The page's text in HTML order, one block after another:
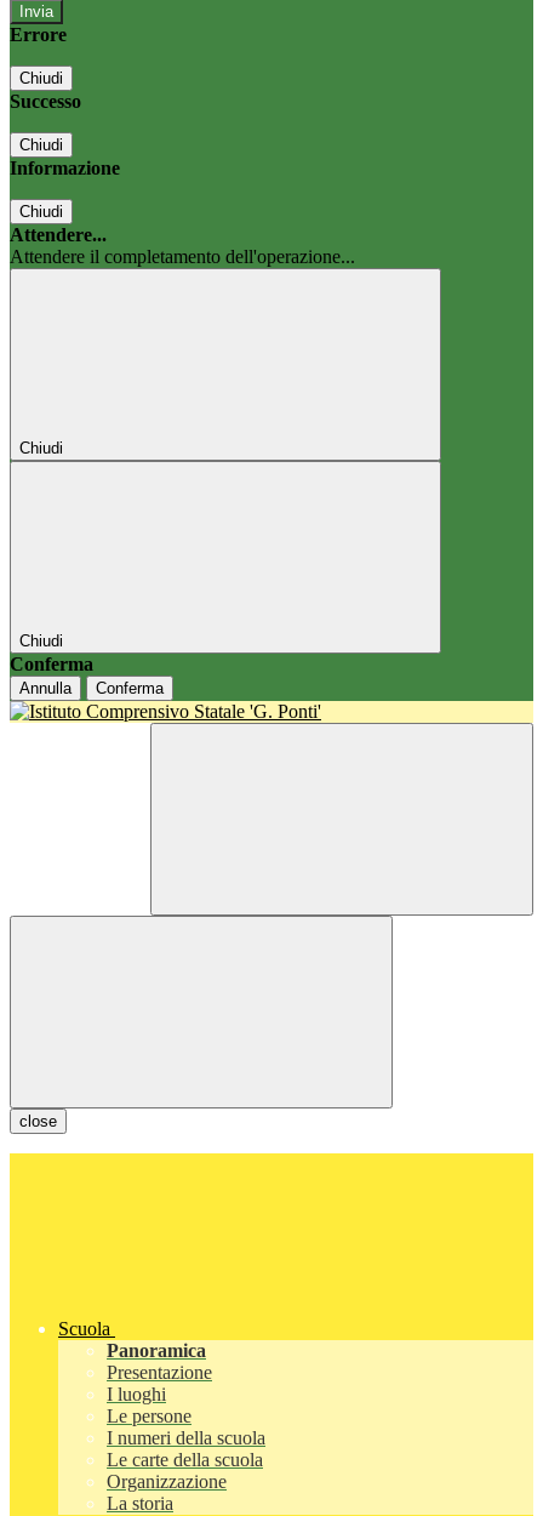
Errore
Chiudi
Successo
Chiudi
Informazione
Chiudi
Attendere...
Attendere il completamento dell'operazione...
Chiudi
Chiudi
Conferma
Annulla Conferma
close
Scuola
Panoramica
Presentazione
I luoghi
Le persone
I numeri della scuola
Le carte della scuola
Organizzazione
La storia